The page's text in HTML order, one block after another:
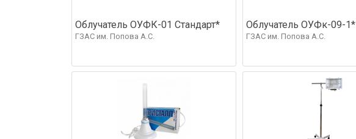
Облучатель ОУФК-01 Стандарт*
ГЗАС им. Попова А.С.
Облучатель ОУФк-09-1*
ГЗАС им. Попова А.С.